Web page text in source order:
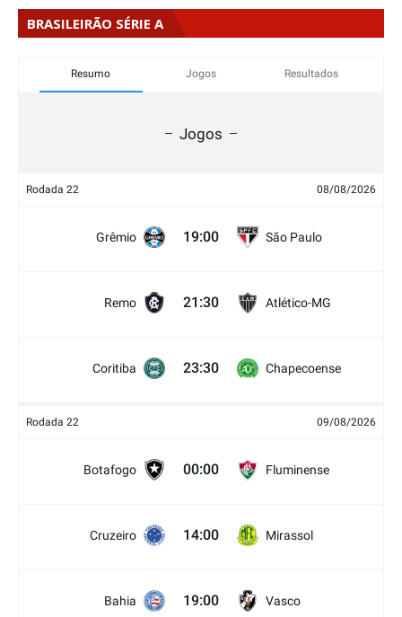
BRASILEIRÃO SÉRIE A
Resumo Jogos Resultados
Jogos
Rodada 22 08/08/2026
Grêmio 19:00 São Paulo
Remo 21:30 Atlético-MG
Coritiba 23:30 Chapecoense
Rodada 22 09/08/2026
Botafogo 00:00 Fluminense
Cruzeiro 14:00 Mirassol
Bahia 19:00 Vasco